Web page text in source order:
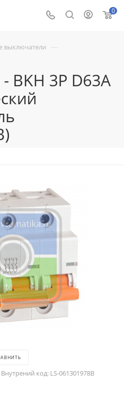
0
выключатели —
BKH 3P D63A
Внутрений код: LS-061301978B